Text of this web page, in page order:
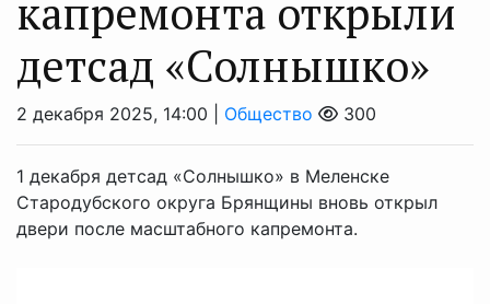
капремонта открыли
детсад «Солнышко»
2 декабря 2025, 14:00 | Общество 300
1 декабря детсад «Солнышко» в Меленске
Стародубского округа Брянщины вновь открыл
двери после масштабного капремонта.